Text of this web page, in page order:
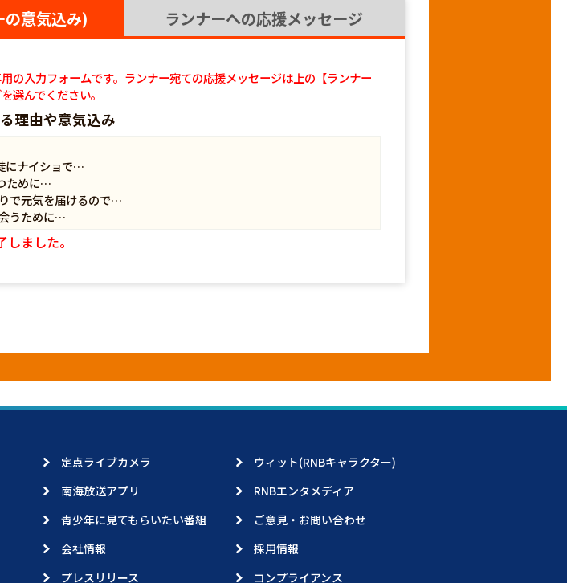
意気込み) ランナーへの応援メッセージ
の入力フォームです。ランナー宛ての応援メッセージは上の【ランナー
選んでください。
理由や意気込み
にナイショで…
ために…
で元気を届けるので…
うために…
ました。
定点ライブカメラ
ウィット(RNBキャラクター)
南海放送アプリ
RNBエンタメディア
青少年に見てもらいたい番組
ご意見・お問い合わせ
会社情報
採用情報
プレスリリース
コンプライアンス